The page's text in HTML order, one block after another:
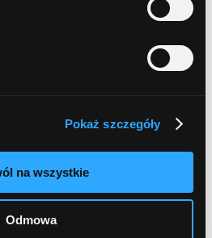
Pokaż szczegóły
na wszystkie
Odmowa
do włosów